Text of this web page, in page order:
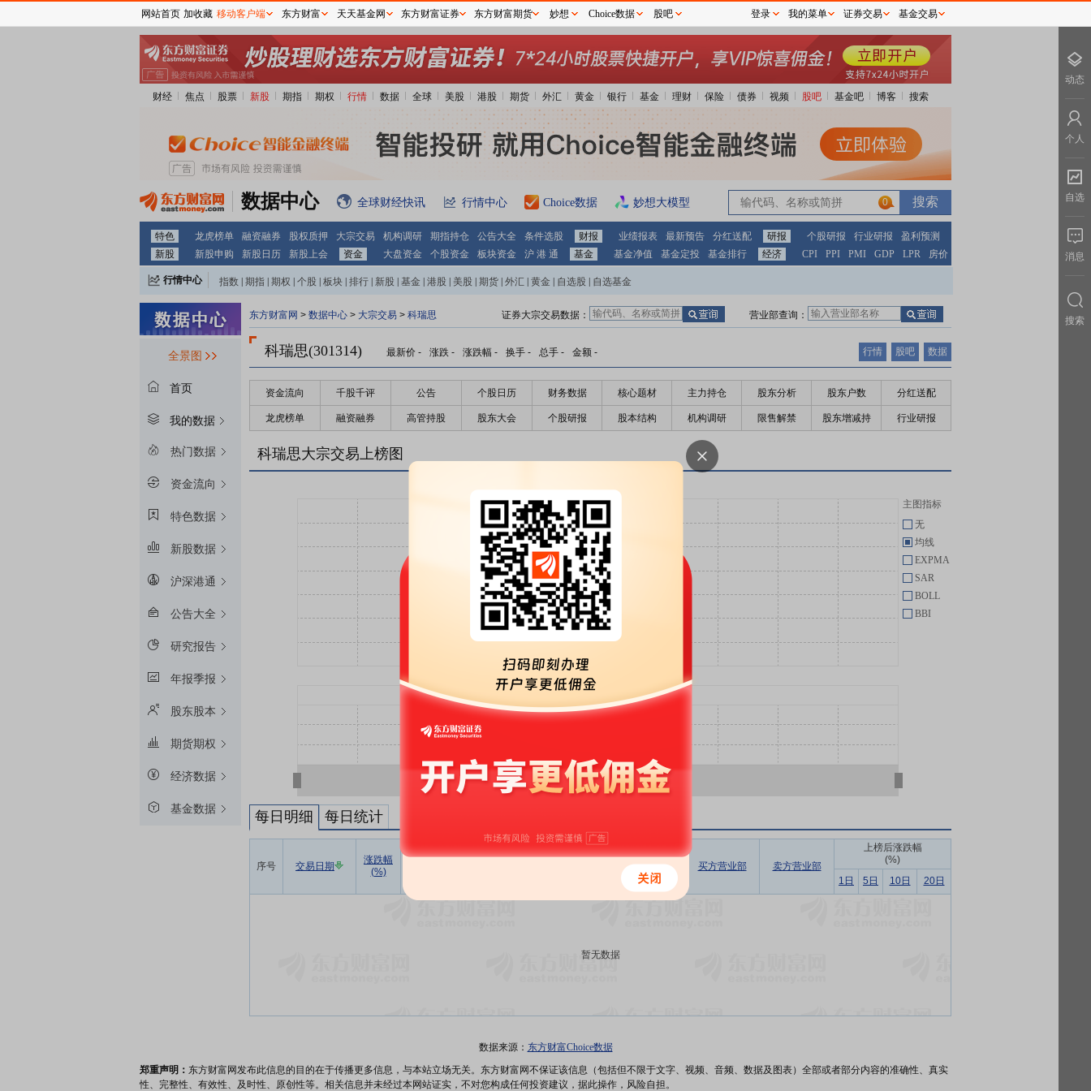
财经 焦点 股票 新股 期指 期权 行情 数据 全球 美股 港股 期货 外汇 黄金 银行 基金 理财 保险 债券 视频 股吧 基金吧 博客 搜索
数据中心 全球财经快讯 行情中心 Choice数据 妙想大模型 0
特色 龙虎榜单 融资融券 股权质押 大宗交易 机构调研 期指持仓 公告大全 条件选股 财报 业绩报表 最新预告 分红送配 研报 个股研报 行业研报
盈利预测
新股
新股申购 新股日历 新股上会 资金 大盘资金 个股资金 板块资金 沪 港 通 基金 基金净值 基金定投 基金排行 经济 CPI PPI PMI GDP LPR 房价
行情中心 指数 期指 期权 个股 板块 排行 新股 基金 港股 美股 期货 外汇 黄金 自选股 自选基金
全景图
首页
我的数据
热门数据
资金流向
特色数据
新股数据
沪深港通
公告大全
研究报告
年报季报
股东股本
期货期权
经济数据
基金数据
东方财富网 > 数据中心 > 大宗交易 > 科瑞思 营业部查询：
证券大宗交易数据：
科瑞思(301314) 最新价 - 涨跌 - 涨跌幅 - 换手 - 总手 - 金额 - 行情 股吧 数据
资金流向 千股千评 公告 个股日历 财务数据 核心题材 主力持仓 股东分析 股东户数 分红送配
龙虎榜单 融资融券 高管持股 股东大会 个股研报 股本结构 机构调研 限售解禁 股东增减持 行业研报
科瑞思大宗交易上榜图
主图指标
无
均线
EXPMA
SAR
BOLL
BBI
每日明细 每日统计
序号 交易日期
涨跌幅
(%)
收盘价
成交价
折溢率
成交量
成交额
成交额/
流通市值
买方营业部 卖方营业部
上榜后涨跌幅
(%)
1日
5日 10日 20日
暂无数据
数据来源： 东方财富Choice数据
郑重声明： 东方财富网发布此信息的目的在于传播更多信息，与本站立场无关。东方财富网不保证该信息（包括但不限于文字、视频、音频、数据及图表）全部或者部分内容的准确性、真实
性、完整性、有效性、及时性、原创性等。相关信息并未经过本网站证实，不对您构成任何投资建议，据此操作，风险自担。
网站首页 加收藏 移动客户端 东方财富 天天基金网 东方财富证券 东方财富期货 妙想 Choice数据 股吧 登录 我的菜单 证券交易 基金交易
动态
个人
自选
消息
搜索